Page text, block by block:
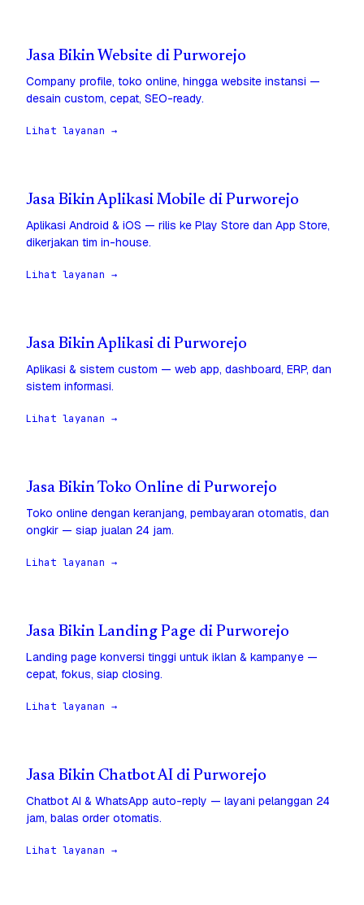
Jasa Bikin Website di Purworejo
Company profile, toko online, hingga website instansi —
desain custom, cepat, SEO-ready.
Lihat layanan →
Jasa Bikin Aplikasi Mobile di Purworejo
Aplikasi Android & iOS — rilis ke Play Store dan App Store,
dikerjakan tim in-house.
Lihat layanan →
Jasa Bikin Aplikasi di Purworejo
Aplikasi & sistem custom — web app, dashboard, ERP, dan
sistem informasi.
Lihat layanan →
Jasa Bikin Toko Online di Purworejo
Toko online dengan keranjang, pembayaran otomatis, dan
ongkir — siap jualan 24 jam.
Lihat layanan →
Jasa Bikin Landing Page di Purworejo
Landing page konversi tinggi untuk iklan & kampanye —
cepat, fokus, siap closing.
Lihat layanan →
Jasa Bikin Chatbot AI di Purworejo
Chatbot AI & WhatsApp auto-reply — layani pelanggan 24
jam, balas order otomatis.
Lihat layanan →